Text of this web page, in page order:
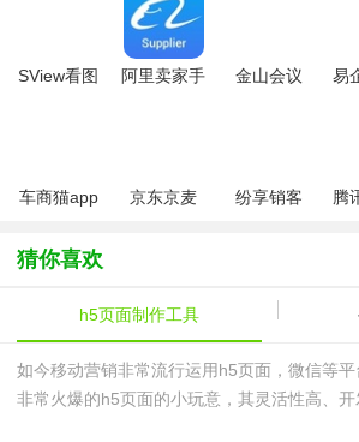
SView看图
阿里卖家手
金山会议
易
车商猫app
京东京麦
纷享销客
腾
猜你喜欢
h5页面制作工具
如今移动营销非常流行运用h5页面，微信等
非常火爆的h5页面的小玩意，其灵活性高、